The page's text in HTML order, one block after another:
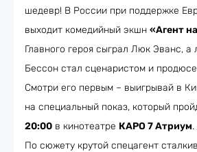
шедевр! В России при поддержке
выходит комедийный экшн «Агент
Главного героя сыграл Люк Эванс,
Бессон стал сценаристом и
Смотри его первым – выигрывай в
на специальный показ, который
20:00 в кинотеатре КАРО 7 Атриум.
По сюжету крутой спецагент